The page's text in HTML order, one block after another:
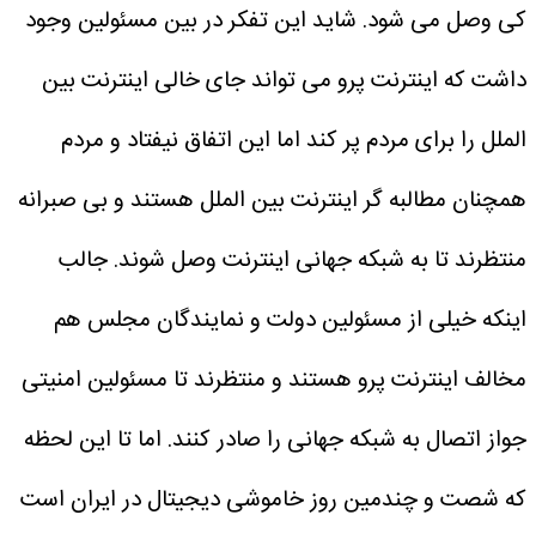
کی وصل می شود. شاید این تفکر در بین مسئولین وجود
داشت که اینترنت پرو می تواند جای خالی اینترنت بین
الملل را برای مردم پر کند اما این اتفاق نیفتاد و مردم
همچنان مطالبه گر اینترنت بین الملل هستند و بی صبرانه
منتظرند تا به شبکه جهانی اینترنت وصل شوند.جالب
اینکه خیلی از مسئولین دولت و نمایندگان مجلس هم
مخالف اینترنت پرو هستند و منتظرند تا مسئولین امنیتی
جواز اتصال به شبکه جهانی را صادر کنند. اما تا این لحظه
که شصت و چندمین روز خاموشی دیجیتال در ایران است